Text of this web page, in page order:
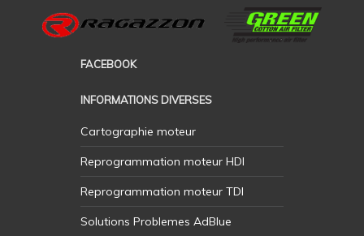
FACEBOOK
INFORMATIONS DIVERSES
Cartographie moteur
Reprogrammation moteur HDI
Reprogrammation moteur TDI
Solutions Problemes AdBlue